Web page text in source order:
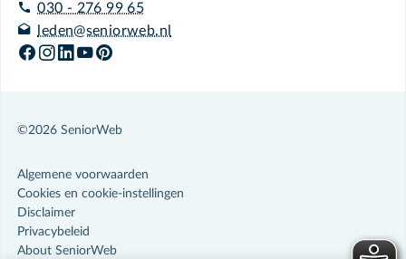
030 - 276 99 65
leden@seniorweb.nl
©2026 SeniorWeb
Algemene voorwaarden
Cookies en cookie-instellingen
Disclaimer
Privacybeleid
About SeniorWeb